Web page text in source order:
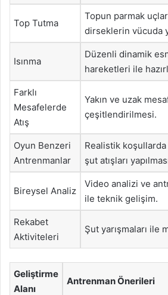
Top Tutma
Topun parmak
dirseklerin vücuda
Isınma
Düzenli dinamik
hareketleri ile
Farklı
Mesafelerde
Atış
Yakın ve uzak
çeşitlendirilmesi.
Oyun Benzeri
Antrenmanlar
Realistik koşullarda
şut atışları
Bireysel Analiz
Video analizi ve
ile teknik gelişim.
Rekabet
Aktiviteleri
Şut yarışmaları ile
Geliştirme
Alanı
Antrenman Önerileri